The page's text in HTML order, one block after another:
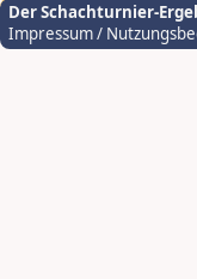
Der Schachturnier-
Impressum /